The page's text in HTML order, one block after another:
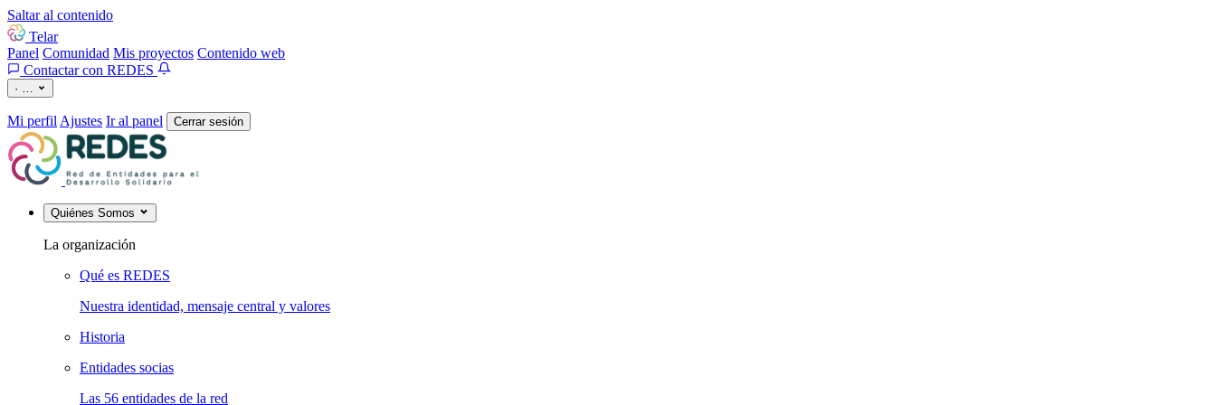
Saltar al contenido
Telar
Panel Comunidad Mis proyectos Contenido web
Contactar con REDES
· …
Mi perfil Ajustes Ir al panel Cerrar sesión
Quiénes Somos
La organización
Qué es REDES
Nuestra identidad, mensaje central y valores
Historia
Entidades socias
Las 56 entidades de la red